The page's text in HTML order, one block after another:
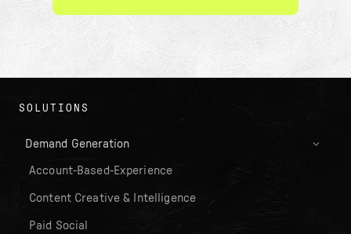
SOLUTIONS
Demand Generation
Account-Based-Experience
Content Creative & Intelligence
Paid Social